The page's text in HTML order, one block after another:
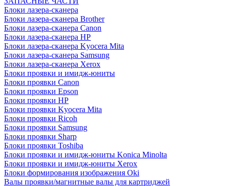
Блоки лазера-сканера
Блоки лазера-сканера Brother
Блоки лазера-сканера Canon
Блоки лазера-сканера HP
Блоки лазера-сканера Kyocera Mita
Блоки лазера-сканера Samsung
Блоки лазера-сканера Xerox
Блоки проявки и имидж-юниты
Блоки проявки Canon
Блоки проявки Epson
Блоки проявки HP
Блоки проявки Kyocera Mita
Блоки проявки Ricoh
Блоки проявки Samsung
Блоки проявки Sharp
Блоки проявки Toshiba
Блоки проявки и имидж-юниты Konica Minolta
Блоки проявки и имидж-юниты Xerox
Блоки формирования изображения Oki
Валы проявки/магнитные валы для картриджей